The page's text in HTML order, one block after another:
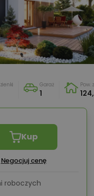
Garaż
1
Pow.
Kup
Negocjuj cenę
roboczych